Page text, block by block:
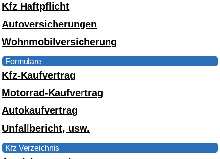
Kfz Haftpflicht
Autoversicherungen
Wohnmobilversicherung
Formulare
Kfz-Kaufvertrag
Motorrad-Kaufvertrag
Autokaufvertrag
Unfallbericht, usw.
Kfz Verzeichnis